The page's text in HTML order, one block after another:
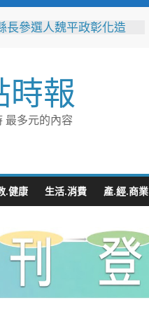
長參選人魏平政彰化造
萬」助熊本震災重建
運南屯站土地開發共構大
動土 公私協力打造宜居
實現軌道經濟願景
日和」展現台日花藝文化
月8日精彩展演登場
時報
最多元的內容
.健康 生活.消費 產.經.商業